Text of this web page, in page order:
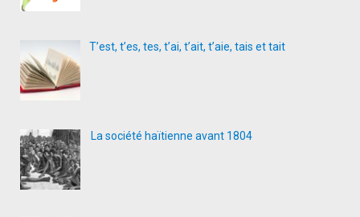
T’est, t’es, tes, t’ai, t’ait, t’aie, tais et tait
La société haïtienne avant 1804